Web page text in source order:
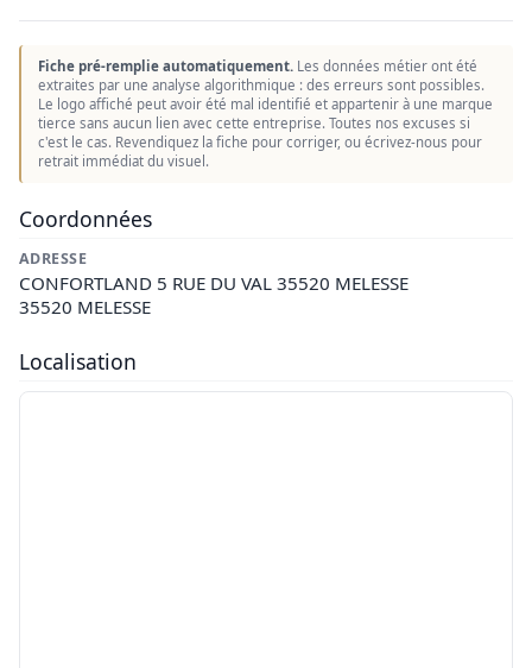
Fiche pré-remplie automatiquement. Les données métier ont été
extraites par une analyse algorithmique : des erreurs sont possibles.
Le logo affiché peut avoir été mal identifié et appartenir à une marque
tierce sans aucun lien avec cette entreprise. Toutes nos excuses si
c'est le cas. Revendiquez la fiche pour corriger, ou écrivez-nous pour
retrait immédiat du visuel.
Coordonnées
ADRESSE
CONFORTLAND 5 RUE DU VAL 35520 MELESSE
35520 MELESSE
Localisation